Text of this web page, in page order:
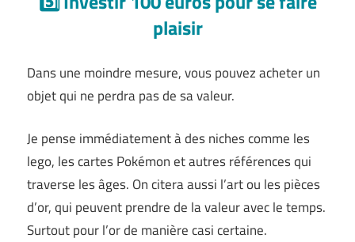
plaisir
Dans une moindre mesure, vous pouvez acheter un
objet qui ne perdra pas de sa valeur.
Je pense immédiatement à des niches comme les
lego, les cartes Pokémon et autres références qui
traverse les âges. On citera aussi l’art ou les pièces
d’or, qui peuvent prendre de la valeur avec le temps.
Surtout pour l’or de manière casi certaine.